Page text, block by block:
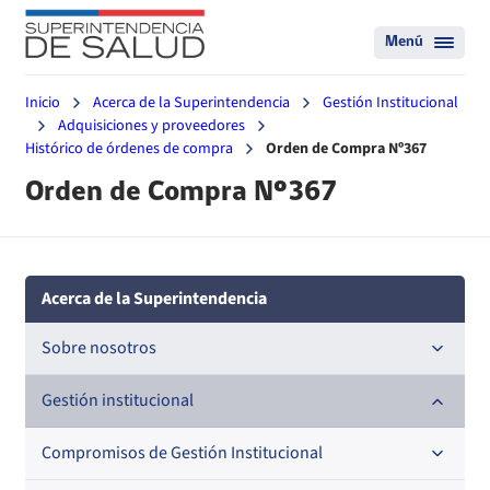
Menú
Inicio Acerca de la Superintendencia
Gestión Institucional
Adquisiciones y proveedores
Histórico de órdenes de compra
Orden de Compra Nº367
Orden de Compra Nº367
Acerca de la Superintendencia
Sobre nosotros
Historia
Definiciones estratégicas
Gestión institucional
Compromisos de Gestión Institucional